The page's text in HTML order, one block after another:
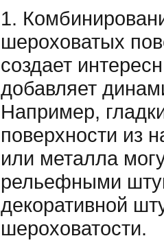
1.
шероховатых
создает
добавляет
Например,
поверхности из
или металла
рельефными
декоративной
шероховатости.